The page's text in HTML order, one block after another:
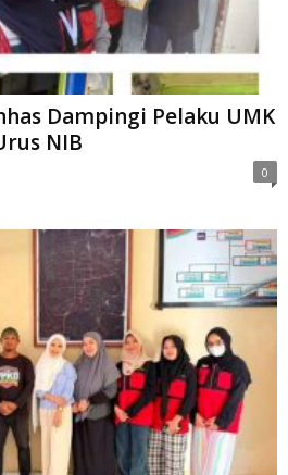
Dampingi Pelaku UMK
NIB
0